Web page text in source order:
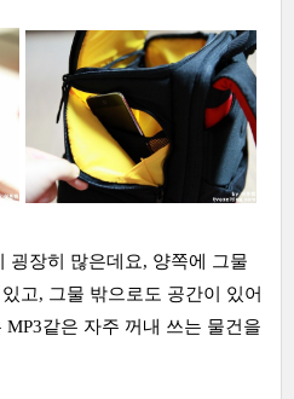
굉장히 많은데요, 양쪽에 그물
고, 그물 밖으로도 공간이 있어
같은 자주 꺼내 쓰는 물건을